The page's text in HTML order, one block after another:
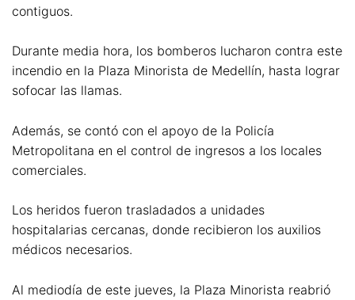
contiguos.
Durante media hora, los bomberos lucharon contra este
incendio en la Plaza Minorista de Medellín, hasta lograr
sofocar las llamas.
Además, se contó con el apoyo de la Policía
Metropolitana en el control de ingresos a los locales
comerciales.
Los heridos fueron trasladados a unidades
hospitalarias cercanas, donde recibieron los auxilios
médicos necesarios.
Al mediodía de este jueves, la Plaza Minorista reabrió